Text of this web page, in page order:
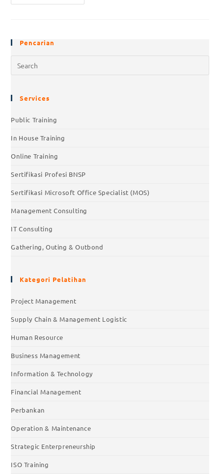
Pencarian
Services
Public Training
In House Training
Online Training
Sertifikasi Profesi BNSP
Sertifikasi Microsoft Office Specialist (MOS)
Management Consulting
IT Consulting
Gathering, Outing & Outbond
Kategori Pelatihan
Project Management
Supply Chain & Management Logistic
Human Resource
Business Management
Information & Technology
Financial Management
Perbankan
Operation & Maintenance
Strategic Enterpreneurship
ISO Training